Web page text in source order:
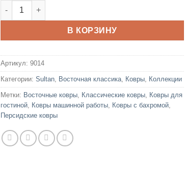
Количество товара Remus 81MS
В КОРЗИНУ
Артикул: 9014
Категории: Sultan Восточная классика Ковры Коллекции
Метки: Восточные ковры Классические ковры Ковры для
гостиной Ковры машинной работы Ковры с бахромой
Персидские ковры